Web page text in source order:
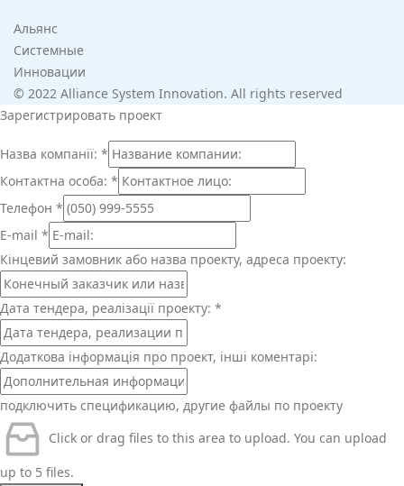
Альянс
Системные
Инновации
© 2022 Alliance System Innovation. All rights reserved
Зарегистрировать проект
Назва компанії: *
Контактна особа: *
Телефон *
E-mail *
Кінцевий замовник або назва проекту, адреса проекту:
Дата тендера, реалізації проекту: *
Додаткова інформація про проект, інші коментарі:
подключить спецификацию, другие файлы по проекту
Click or drag files to this area to upload. You can upload
up to 5 files.